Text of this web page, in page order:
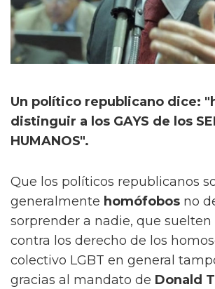
Un político republicano dice:
distinguir a los GAYS de los
HUMANOS".
Que los políticos republicanos
generalmente homófobos no
sorprender a nadie, que suelten
contra los derecho de los
colectivo LGBT en general
gracias al mandato de Donald